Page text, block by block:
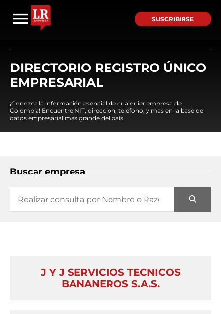
SUSCRIBIRSE
DIRECTORIO REGISTRO ÚNICO
EMPRESARIAL
¡Conozca la información esencial de cualquier empresa de
Colombia! Encuentre NIT, dirección, teléfono, y mas en la base de
datos empresarial mas grande del país.
Buscar empresa
J Y J SERVICIOS TECNICOS
BANANEROS S.A.S.